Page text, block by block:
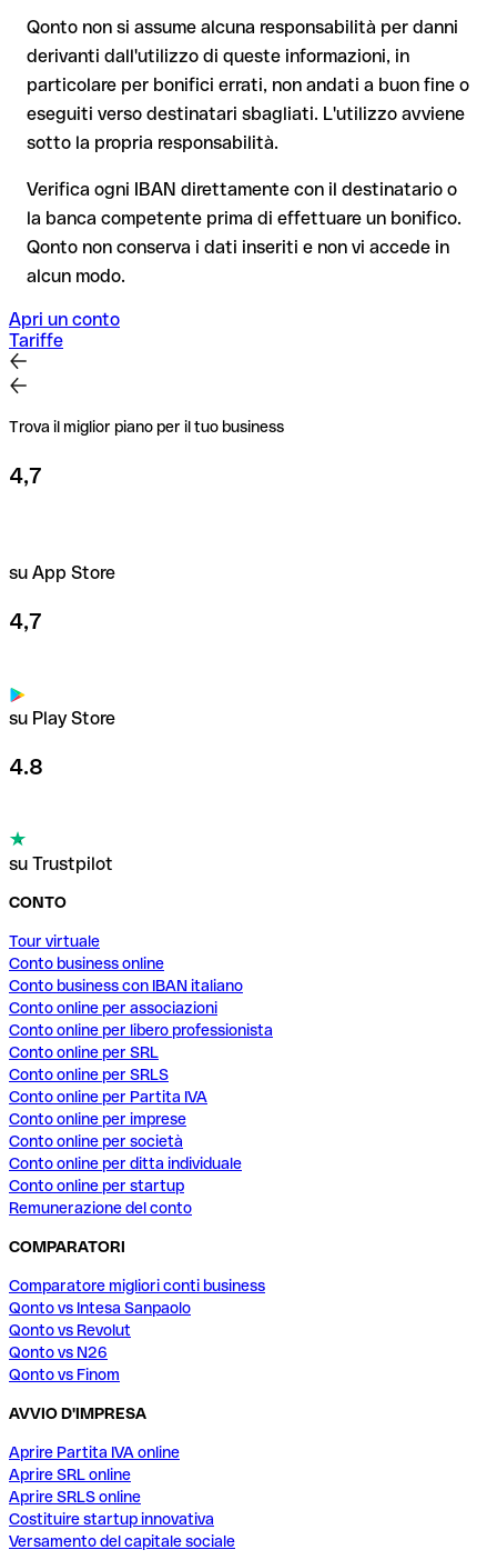
Consiglio
: chiedi al destinatario di confermare l'IBAN per
importi elevati. L'esistenza di un conto può essere verificata
esclusivamente da Nationwide Building Society stessa o
bonifici SEPA in euro, prima della conferma del pagamento la
tua banca verifica la corrispondenza tra l'IBAN e il nome del
beneficiario. Se i dati non coincidono, ricevi un avviso che ti
consente di individuare l'errore prima di procedere. Questo
controllo non blocca il pagamento, la decisione finale resta
Consiglio: verifica ogni IBAN prima di un bonifico con il nostro
per importi elevati o nuovi rapporti commerciali.
Qonto non si assume alcuna responsabilità per danni
derivanti dall'utilizzo di queste informazioni, in
particolare per bonifici errati, non andati a buon fine o
eseguiti verso destinatari sbagliati. L'utilizzo avviene
sotto la propria responsabilità.
Verifica ogni IBAN direttamente con il destinatario o
la banca competente prima di effettuare un bonifico.
Qonto non conserva i dati inseriti e non vi accede in
alcun modo.
Apri un conto
Tariffe
Trova il miglior piano per il tuo business
4,7
su App Store
4,7
su Play Store
4.8
su Trustpilot
CONTO
Tour virtuale
Conto business online
Conto business con IBAN italiano
Conto online per associazioni
Conto online per libero professionista
Conto online per SRL
Conto online per SRLS
Conto online per Partita IVA
Conto online per imprese
Conto online per società
Conto online per ditta individuale
Conto online per startup
Remunerazione del conto
COMPARATORI
Comparatore migliori conti business
Qonto vs Intesa Sanpaolo
Qonto vs Revolut
Qonto vs N26
Qonto vs Finom
AVVIO D'IMPRESA
Aprire Partita IVA online
Aprire SRL online
Aprire SRLS online
Costituire startup innovativa
Versamento del capitale sociale